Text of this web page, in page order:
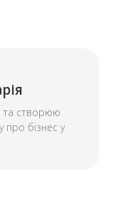
та створюю
про бізнес у